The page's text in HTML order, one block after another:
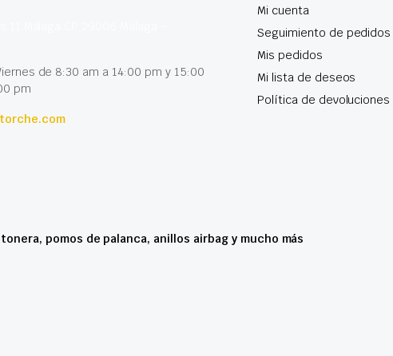
de 8:30 am a 14:00 pm y 15:00
pm
Mi cuenta
Seguimiento de pedidos
Mis pedidos
Mi lista de deseos
Política de devoluciones
pomos de palanca, anillos airbag y mucho más